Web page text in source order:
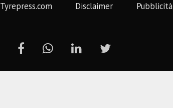
Tyrepress.com Disclaimer Pubblicità